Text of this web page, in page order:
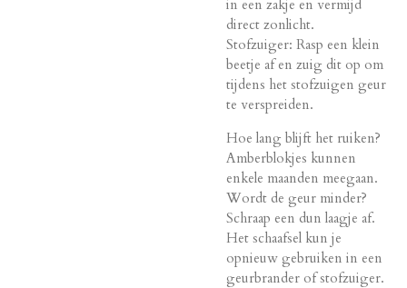
in een zakje en vermijd
direct zonlicht.
Stofzuiger: Rasp een klein
beetje af en zuig dit op om
tijdens het stofzuigen geur
te verspreiden.
Hoe lang blijft het ruiken?
Amberblokjes kunnen
enkele maanden meegaan.
Wordt de geur minder?
Schraap een dun laagje af.
Het schaafsel kun je
opnieuw gebruiken in een
geurbrander of stofzuiger.